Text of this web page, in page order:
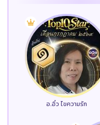
อ.อิ๋ว ไขความรัก